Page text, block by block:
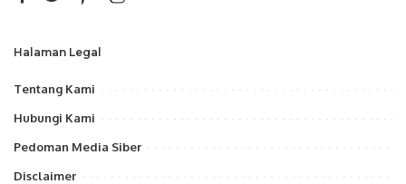
Halaman Legal
Tentang Kami
Hubungi Kami
Pedoman Media Siber
Disclaimer